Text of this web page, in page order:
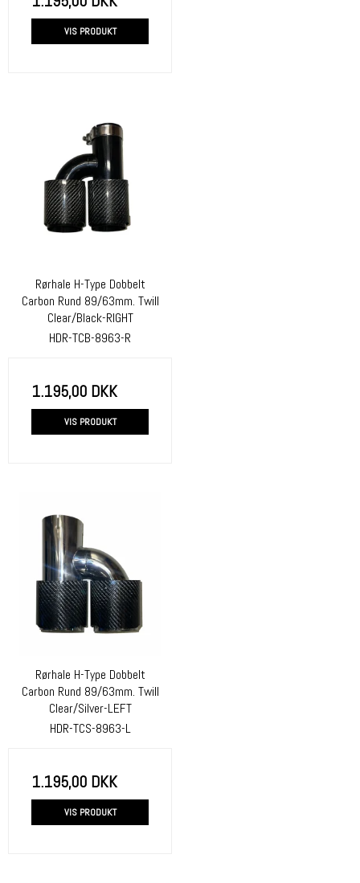
VIS PRODUKT
Rørhale H-Type Dobbelt
Carbon Rund 89/63mm. Twill
Clear/Black-RIGHT
HDR-TCB-8963-R
1.195,00 DKK
VIS PRODUKT
Rørhale H-Type Dobbelt
Carbon Rund 89/63mm. Twill
Clear/Silver-LEFT
HDR-TCS-8963-L
1.195,00 DKK
VIS PRODUKT